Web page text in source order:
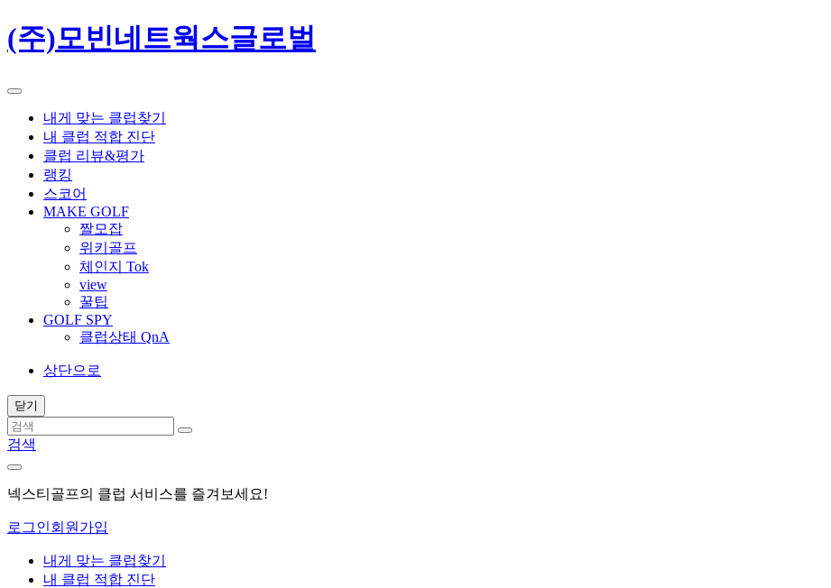
(주)모빈네트웍스글로벌
내게 맞는 클럽찾기
내 클럽 적합 진단
클럽 리뷰&평가
랭킹
스코어
MAKE GOLF
짤모잡
위키골프
체인지 Tok
view
꿀팁
GOLF SPY
클럽상태 QnA
상단으로
닫기
검색
넥스티골프의 클럽 서비스를 즐겨보세요!
로그인회원가입
내게 맞는 클럽찾기
내 클럽 적합 진단